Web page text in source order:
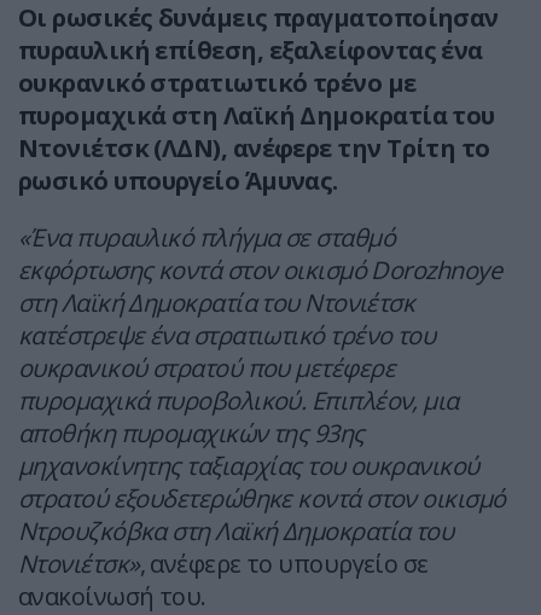
Οι ρωσικές δυνάμεις πραγματοποίησαν
πυραυλική επίθεση, εξαλείφοντας ένα
ουκρανικό στρατιωτικό τρένο με
πυρομαχικά στη Λαϊκή Δημοκρατία του
Ντονιέτσκ (ΛΔΝ), ανέφερε την Τρίτη το
ρωσικό υπουργείο Άμυνας.
«Ένα πυραυλικό πλήγμα σε σταθμό
εκφόρτωσης κοντά στον οικισμό Dorozhnoye
στη Λαϊκή Δημοκρατία του Ντονιέτσκ
κατέστρεψε ένα στρατιωτικό τρένο του
ουκρανικού στρατού που μετέφερε
πυρομαχικά πυροβολικού. Επιπλέον, μια
αποθήκη πυρομαχικών της 93ης
μηχανοκίνητης ταξιαρχίας του ουκρανικού
στρατού εξουδετερώθηκε κοντά στον οικισμό
Ντρουζκόβκα στη Λαϊκή Δημοκρατία του
Ντονιέτσκ», ανέφερε το υπουργείο σε
ανακοίνωσή του.